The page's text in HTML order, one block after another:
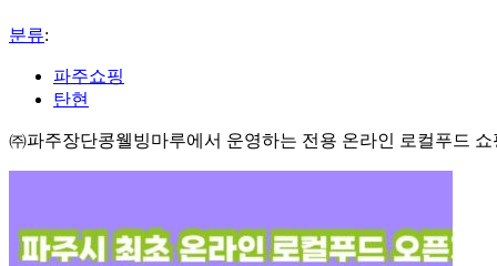
분류:
파주쇼핑
탄현
㈜파주장단콩웰빙마루에서 운영하는 전용 온라인 로컬푸드 쇼